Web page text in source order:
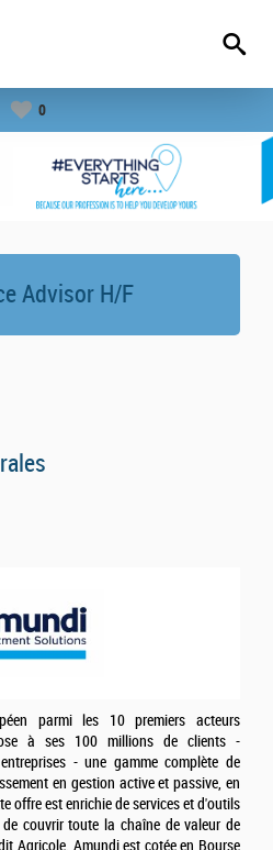
0
Advisor H/F
parmi les 10 premiers acteurs
à ses 100 millions de clients -
- une gamme complète de
en gestion active et passive, en
offre est enrichie de services et d'outils
couvrir toute la chaîne de valeur de
Agricole, Amundi est cotée en Bourse